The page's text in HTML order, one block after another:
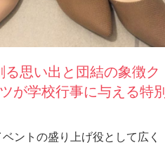
る思い出と団結の象徴ク
が学校行事に与える特別
ントの盛り上げ役として広く